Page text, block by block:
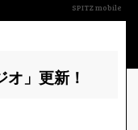
SPITZ mobile
オ」更新！